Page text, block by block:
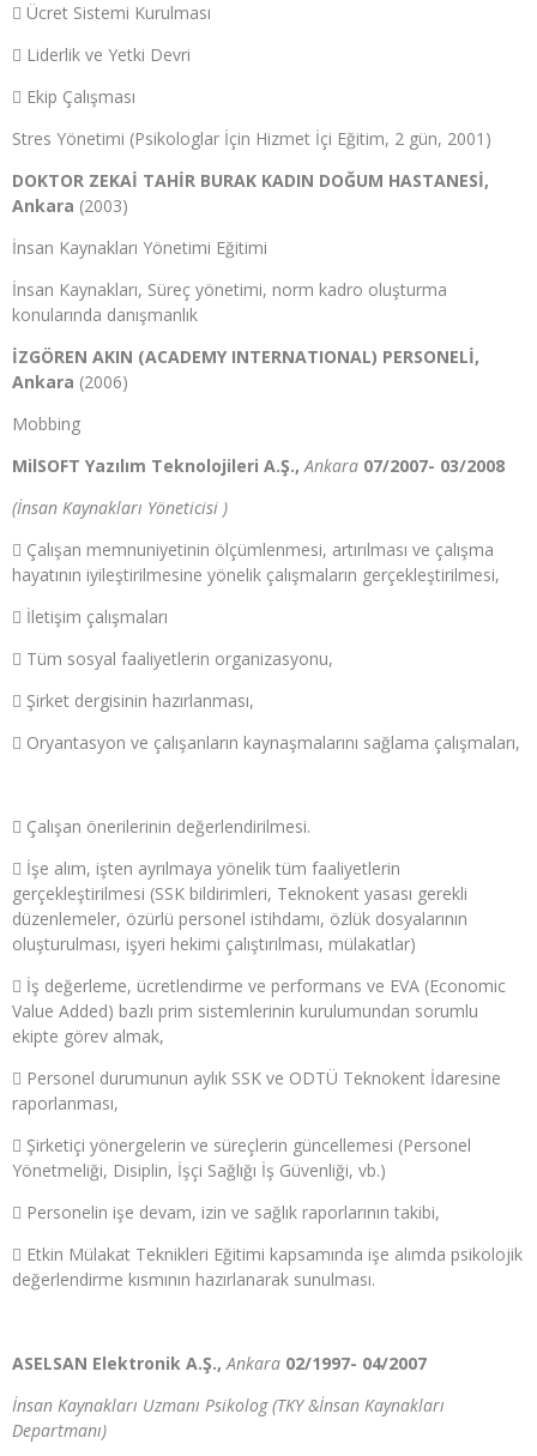
 Ücret Sistemi Kurulması
 Liderlik ve Yetki Devri
 Ekip Çalışması
Stres Yönetimi (Psikologlar İçin Hizmet İçi Eğitim, 2 gün, 2001)
DOKTOR ZEKAİ TAHİR BURAK KADIN DOĞUM HASTANESİ,
Ankara (2003)
İnsan Kaynakları Yönetimi Eğitimi
İnsan Kaynakları, Süreç yönetimi, norm kadro oluşturma
konularında danışmanlık
İZGÖREN AKIN (ACADEMY INTERNATIONAL) PERSONELİ,
Ankara (2006)
Mobbing
MilSOFT Yazılım Teknolojileri A.Ş.,Ankara 07/2007- 03/2008
(İnsan Kaynakları Yöneticisi )
 Çalışan memnuniyetinin ölçümlenmesi, artırılması ve çalışma
hayatının iyileştirilmesine yönelik çalışmaların gerçekleştirilmesi,
 İletişim çalışmaları
 Tüm sosyal faaliyetlerin organizasyonu,
 Şirket dergisinin hazırlanması,
 Oryantasyon ve çalışanların kaynaşmalarını sağlama çalışmaları,
 Çalışan önerilerinin değerlendirilmesi.
 İşe alım, işten ayrılmaya yönelik tüm faaliyetlerin
gerçekleştirilmesi (SSK bildirimleri, Teknokent yasası gerekli
düzenlemeler, özürlü personel istihdamı, özlük dosyalarının
oluşturulması, işyeri hekimi çalıştırılması, mülakatlar)
 İş değerleme, ücretlendirme ve performans ve EVA (Economic
Value Added) bazlı prim sistemlerinin kurulumundan sorumlu
ekipte görev almak,
 Personel durumunun aylık SSK ve ODTÜ Teknokent İdaresine
raporlanması,
 Şirketiçi yönergelerin ve süreçlerin güncellemesi (Personel
Yönetmeliği, Disiplin, İşçi Sağlığı İş Güvenliği, vb.)
 Personelin işe devam, izin ve sağlık raporlarının takibi,
 Etkin Mülakat Teknikleri Eğitimi kapsamında işe alımda psikolojik
değerlendirme kısmının hazırlanarak sunulması.
ASELSAN Elektronik A.Ş.,Ankara 02/1997- 04/2007
İnsan Kaynakları Uzmanı Psikolog (TKY &İnsan Kaynakları
Departmanı)